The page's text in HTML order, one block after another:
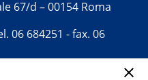
67/d – 00154 Roma
06 684251 - fax. 06